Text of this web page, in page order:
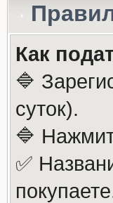
Как
🔷
суток).
🔷
✅